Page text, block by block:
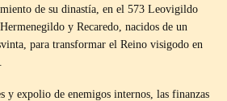
de su dinastía, en el 573 Leovigildo
y Recaredo, nacidos de un
para transformar el Reino visigodo en
y expolio de enemigos internos, las finanzas